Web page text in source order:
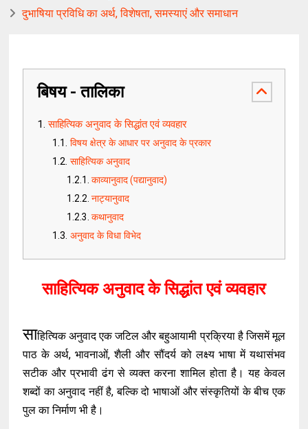
दुभाषिया प्रविधि का अर्थ, विशेषता, समस्याएं और समाधान
बिषय - तालिका
साहित्यिक अनुवाद के सिद्धांत एवं व्यवहार
विषय क्षेत्र के आधार पर अनुवाद के प्रकार
साहित्यिक अनुवाद
काव्यानुवाद (पद्यानुवाद)
नाट्यानुवाद
कथानुवाद
अनुवाद के विधा विभेद
साहित्यिक अनुवाद के सिद्धांत एवं व्यवहार
साहित्यिक अनुवाद एक जटिल और बहुआयामी प्रक्रिया है जिसमें मूल
पाठ के अर्थ, भावनाओं, शैली और सौंदर्य को लक्ष्य भाषा में यथासंभव
सटीक और प्रभावी ढंग से व्यक्त करना शामिल होता है। यह केवल
शब्दों का अनुवाद नहीं है, बल्कि दो भाषाओं और संस्कृतियों के बीच एक
पुल का निर्माण भी है।